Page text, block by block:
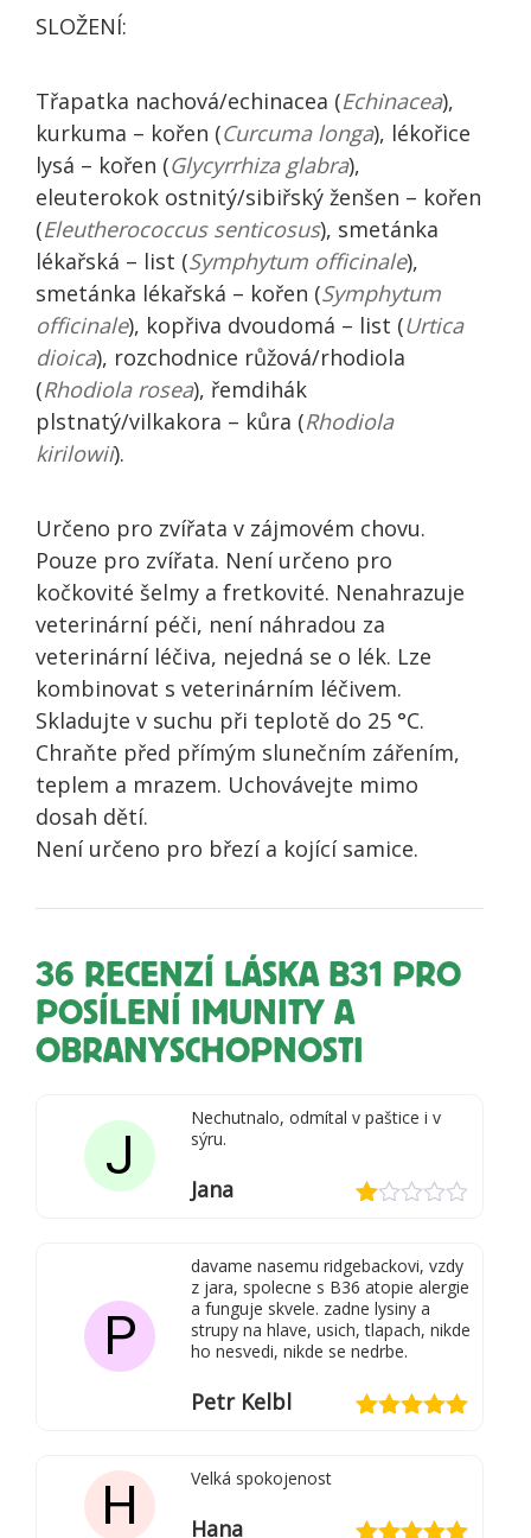
SLOŽENÍ:
Třapatka nachová/echinacea (Echinacea),
kurkuma – kořen (Curcuma longa), lékořice
lysá – kořen (Glycyrrhiza glabra),
eleuterokok ostnitý/sibiřský ženšen – kořen
(Eleutherococcus senticosus), smetánka
lékařská – list (Symphytum officinale),
smetánka lékařská – kořen (Symphytum
officinale), kopřiva dvoudomá – list (Urtica
dioica), rozchodnice růžová/rhodiola
(Rhodiola rosea), řemdihák
plstnatý/vilkakora – kůra (Rhodiola
kirilowii).
Určeno pro zvířata v zájmovém chovu.
Pouze pro zvířata. Není určeno pro
kočkovité šelmy a fretkovité. Nenahrazuje
veterinární péči, není náhradou za
veterinární léčiva, nejedná se o lék. Lze
kombinovat s veterinárním léčivem.
Skladujte v suchu při teplotě do 25 °C.
Chraňte před přímým slunečním zářením,
teplem a mrazem. Uchovávejte mimo
dosah dětí.
Není určeno pro březí a kojící samice.
36 RECENZÍ
LÁSKA B31 PRO
POSÍLENÍ IMUNITY A
OBRANYSCHOPNOSTI
J
Nechutnalo, odmítal v paštice i v
sýru.
z
5
Jana
P
davame nasemu ridgebackovi, vzdy
z jara, spolecne s B36 atopie alergie
a funguje skvele. zadne lysiny a
strupy na hlave, usich, tlapach, nikde
ho nesvedi, nikde se nedrbe.
Petr Kelbl
H Velká spokojenost
Hana